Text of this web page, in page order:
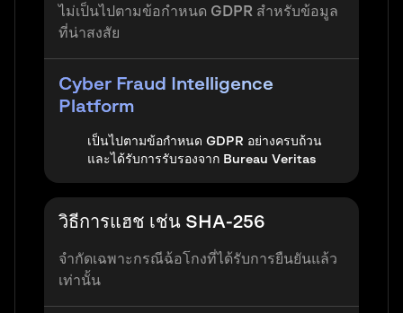
ไม่เป็นไปตามข้อกำหนด GDPR สำหรับข้อมูล
ที่น่าสงสัย
Cyber Fraud Intelligence
Platform
เป็นไปตามข้อกำหนด GDPR อย่างครบถ้วน
และได้รับการรับรองจาก Bureau Veritas
วิธีการแฮช เช่น SHA-256
จำกัดเฉพาะกรณีฉ้อโกงที่ได้รับการยืนยันแล้ว
เท่านั้น